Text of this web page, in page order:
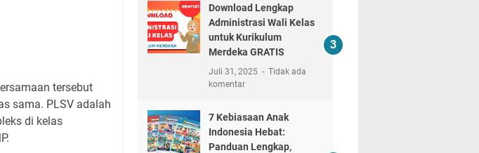
tersebut
sama. PLSV adalah
di kelas
Download Lengkap
Administrasi Wali Kelas
untuk Kurikulum
Merdeka GRATIS
Juli 31, 2025
Tidak ada
komentar
7 Kebiasaan Anak
Indonesia Hebat:
Panduan Lengkap,